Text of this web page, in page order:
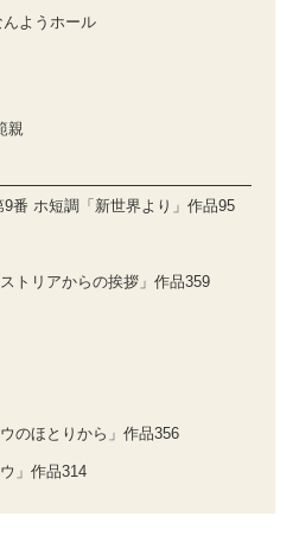
ようホール
親
番 ホ短調「新世界より」作品95
トリアからの挨拶」作品359
のほとりから」作品356
」作品314